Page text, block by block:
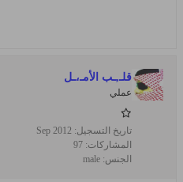
قلـ,ـب الأمـ،ـل
عملي
تاريخ التسجيل: Sep 2012
المشاركات: 97
الجنس: male